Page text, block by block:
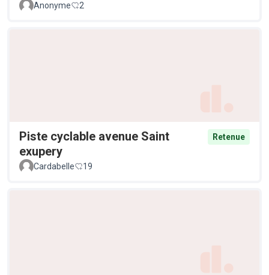
Anonyme
2
Piste cyclable avenue Saint
exupery
Retenue
Cardabelle 19